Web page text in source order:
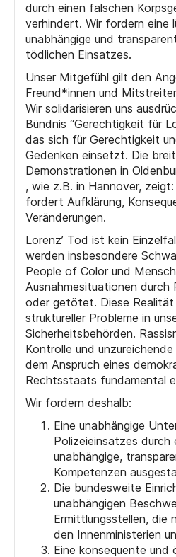
durch einen falschen
verhindert. Wir fordern eine
unabhängige und
tödlichen Einsatzes.
Unser Mitgefühl gilt den
Freund*innen und
Wir solidarisieren uns
Bündnis “Gerechtigkeit für
das sich für Gerechtigkeit
Gedenken einsetzt. Die
Demonstrationen in
, wie z.B. in Hannover,
fordert Aufklärung,
Veränderungen.
Lorenz’ Tod ist kein
werden insbesondere
People of Color und
Ausnahmesituationen
oder getötet. Diese Realität
struktureller Probleme in
Sicherheitsbehörden.
Kontrolle und
dem Anspruch eines
Rechtsstaats fundamental
Wir fordern deshalb:
Eine unabhängige
Polizeieinsatzes durch
unabhängige,
Kompetenzen
Die bundesweite
unabhängigen
Ermittlungsstellen, die
den Innenministerien
Eine konsequente